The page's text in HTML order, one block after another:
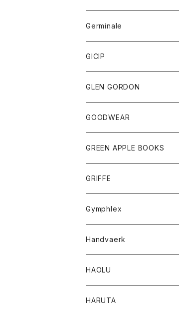
Tシャツ
ボトム
アウター
パーカー
グッズ
ネクタイ
チーフ
トップス
シャツ
タンクトップ
ボトム
ショートパンツ
スカート
レディース
スカート
Tシャツ
Germinale
靴
サンダル
GICIP
トップス
Tシャツ
GLEN GORDON
グッズ
手袋
GOODWEAR
トップス
Tシャツ
GREEN APPLE BOOKS
GRIFFE
Gymphlex
アウター
カーディガン
コート
トップス
シャツ
レディース
Handvaerk
トップス
Tシャツ
HAOLU
HARUTA